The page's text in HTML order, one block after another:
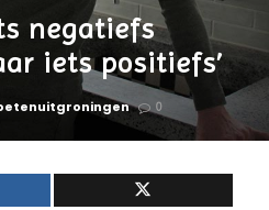
negatiefs
iets positiefs’
0